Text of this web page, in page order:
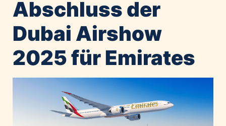
Constantia Flexibles
Costa Kreuzfahrten
Emirates
Expo 2025 Osaka
GE HealthCare
Abschluss der
Dubai Airshow
2025 für Emirates